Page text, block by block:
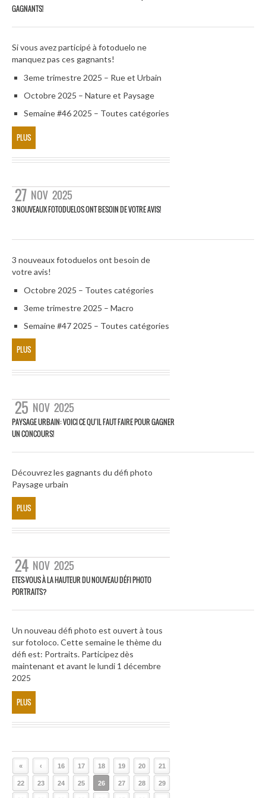
GAGNANTS!
Si vous avez participé à fotoduelo ne
manquez pas ces gagnants!
3eme trimestre 2025 – Rue et Urbain
Octobre 2025 – Nature et Paysage
Semaine #46 2025 – Toutes catégories
PLUS
27 NOV 2025
3 NOUVEAUX FOTODUELOS ONT BESOIN DE VOTRE AVIS!
3 nouveaux fotoduelos ont besoin de
votre avis!
Octobre 2025 – Toutes catégories
3eme trimestre 2025 – Macro
Semaine #47 2025 – Toutes catégories
PLUS
25 NOV 2025
PAYSAGE URBAIN: VOICI CE QU’IL FAUT FAIRE POUR GAGNER
UN CONCOURS!
Découvrez les gagnants du défi photo
Paysage urbain
PLUS
24 NOV 2025
ETES-VOUS À LA HAUTEUR DU NOUVEAU DÉFI PHOTO
PORTRAITS?
Un nouveau défi photo est ouvert à tous
sur fotoloco. Cette semaine le thème du
défi est: Portraits. Participez dès
maintenant et avant le lundi 1 décembre
2025
PLUS
« ‹ 16 17 18 19 20 21
22 23 24 25 26 27 28 29